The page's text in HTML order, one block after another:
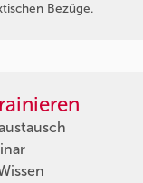
Bezüge.